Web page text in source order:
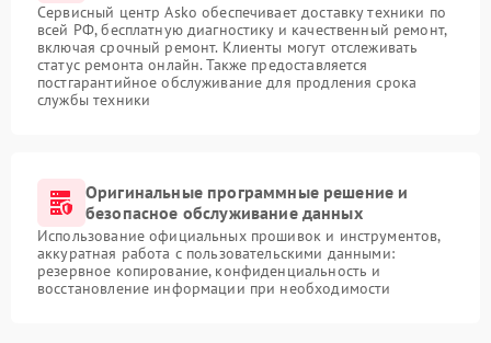
Сервисный центр Asko обеспечивает доставку техники по
всей РФ, бесплатную диагностику и качественный ремонт,
включая срочный ремонт. Клиенты могут отслеживать
статус ремонта онлайн. Также предоставляется
постгарантийное обслуживание для продления срока
службы техники
Оригинальные программные решение и
безопасное обслуживание данных
Использование официальных прошивок и инструментов,
аккуратная работа с пользовательскими данными:
резервное копирование, конфиденциальность и
восстановление информации при необходимости